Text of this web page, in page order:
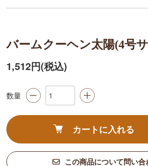
バームクーヘン太陽(4号
1,512円(税込)
数量
カートに入れる
この商品について問い合